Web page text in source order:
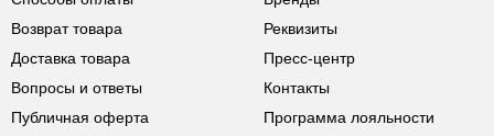
Возврат товара
Доставка товара
Вопросы и ответы
Публичная оферта
Реквизиты
Пресс-центр
Контакты
Программа лояльности